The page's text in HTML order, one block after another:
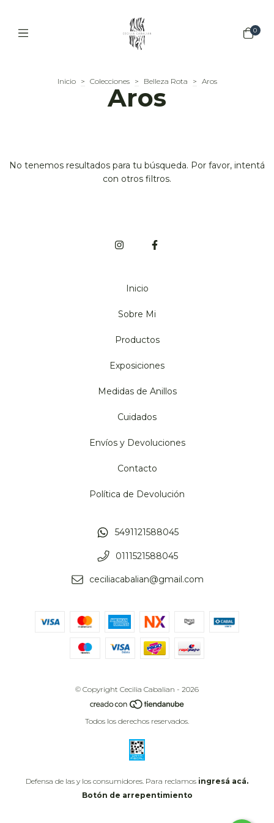
0
Inicio > Colecciones > Belleza Rota > Aros
Aros
No tenemos resultados para tu búsqueda. Por favor, intentá
con otros filtros.
Inicio
Sobre Mi
Productos
Exposiciones
Medidas de Anillos
Cuidados
Envíos y Devoluciones
Contacto
Política de Devolución
5491121588045
0111521588045
ceciliacabalian@gmail.com
© Copyright Cecilia Cabalian - 2026
Todos los derechos reservados.
Defensa de las y los consumidores. Para reclamos ingresá acá.
Botón de arrepentimiento